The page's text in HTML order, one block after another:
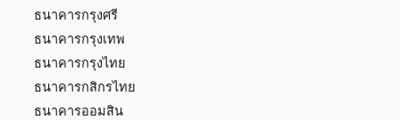
ธนาคารกรุงศรี
ธนาคารกรุงเทพ
ธนาคารกรุงไทย
ธนาคารกสิกรไทย
ธนาคารออมสิน